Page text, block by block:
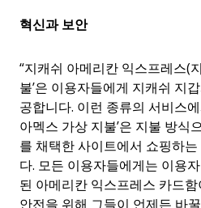
혁신과 보안
“지캐쉬 아메리칸 익스프레스(
불’은 이용자들에게 지캐쉬 지
공합니다. 이런 종류의 서비스
아멕스 가상 지불’은 지불 방식
를 채택한 사이트에서 쇼핑하
다. 모든 이용자들에게는 이용
된 아메리칸 익스프레스 카드
안전을 위해 그들이 언제든 바